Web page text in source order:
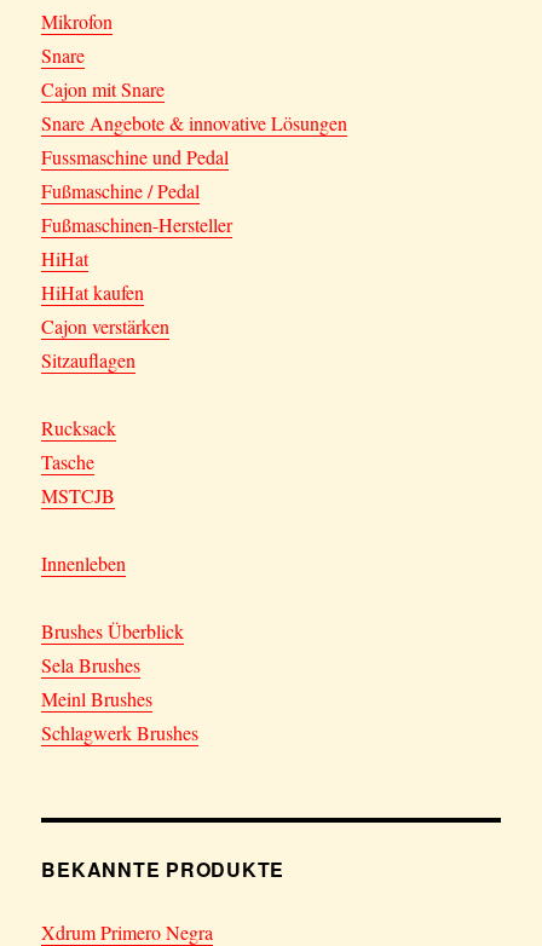
Mikrofon
Snare
Cajon mit Snare
Snare Angebote & innovative Lösungen
Fussmaschine und Pedal
Fußmaschine / Pedal
Fußmaschinen-Hersteller
HiHat
HiHat kaufen
Cajon verstärken
Sitzauflagen
Rucksack
Tasche
MSTCJB
Innenleben
Brushes Überblick
Sela Brushes
Meinl Brushes
Schlagwerk Brushes
BEKANNTE PRODUKTE
Xdrum Primero Negra